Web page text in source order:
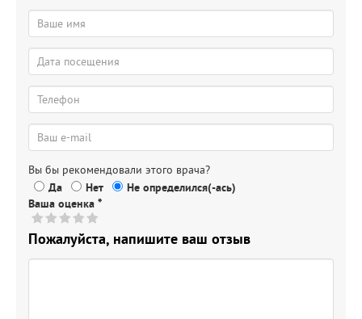
Вы бы рекомендовали этого врача?
Да
Нет
Не определился(-ась)
Ваша оценка *
Пожалуйста, напишите ваш отзыв